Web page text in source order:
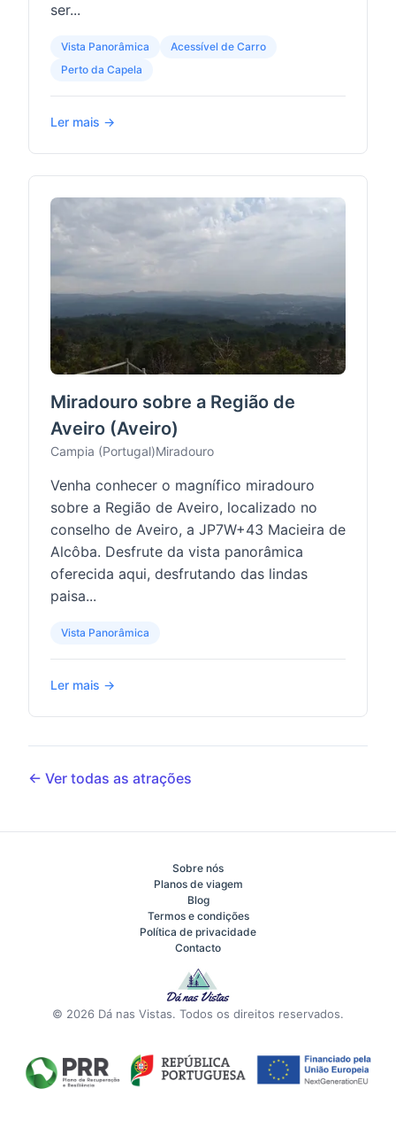
ser...
Vista Panorâmica
Acessível de Carro
Perto da Capela
Ler mais →
Miradouro sobre a Região de
Aveiro (Aveiro)
Campia (Portugal)Miradouro
Venha conhecer o magnífico miradouro
sobre a Região de Aveiro, localizado no
conselho de Aveiro, a JP7W+43 Macieira de
Alcôba. Desfrute da vista panorâmica
oferecida aqui, desfrutando das lindas
paisa...
Vista Panorâmica
Ler mais →
← Ver todas as atrações
Sobre nós
Planos de viagem
Blog
Termos e condições
Política de privacidade
Contacto
© 2026 Dá nas Vistas. Todos os direitos reservados.